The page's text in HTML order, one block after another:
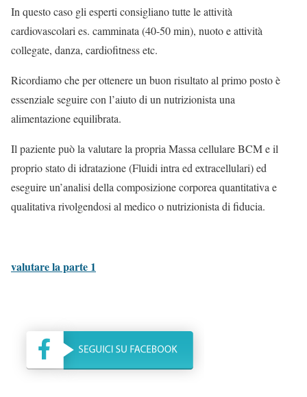
In questo caso gli esperti consigliano tutte le attività
cardiovascolari es. camminata (40-50 min), nuoto e attività
collegate, danza, cardiofitness etc.
Ricordiamo che per ottenere un buon risultato al primo posto è
essenziale seguire con l’aiuto di un nutrizionista una
alimentazione equilibrata.
Il paziente può la valutare la propria Massa cellulare BCM e il
proprio stato di idratazione (Fluidi intra ed extracellulari) ed
eseguire un’analisi della composizione corporea quantitativa e
qualitativa rivolgendosi al medico o nutrizionista di fiducia.
valutare la parte 1